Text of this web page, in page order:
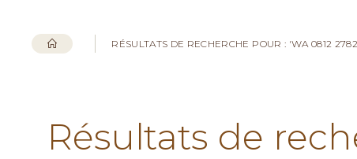
RÉSULTATS DE RECHERCHE POUR : 'WA 0812
Résultats de